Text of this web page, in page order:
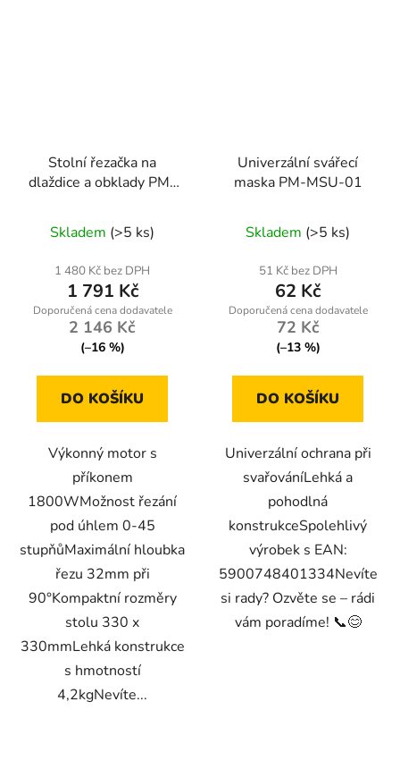
Stolní řezačka na
dlaždice a obklady PM-
Skladem (>5 ks)
1 480 Kč bez DPH
1 791 Kč
2 146 Kč
(–16 %)
DO KOŠÍKU
Výkonný motor s
příkonem
1800WMožnost řezání
pod úhlem 0-45
stupňůMaximální hloubka
řezu 32mm při
90°Kompaktní rozměry
stolu 330 x
330mmLehká konstrukce
s hmotností
4,2kgNevíte...
Univerzální svářecí
maska PM-MSU-01
Skladem (>5 ks)
51 Kč bez DPH
62 Kč
72 Kč
(–13 %)
DO KOŠÍKU
Univerzální ochrana při
svařováníLehká a
pohodlná
konstrukceSpolehlivý
výrobek s EAN:
5900748401334Nevíte
si rady? Ozvěte se – rádi
vám poradíme! 📞😊